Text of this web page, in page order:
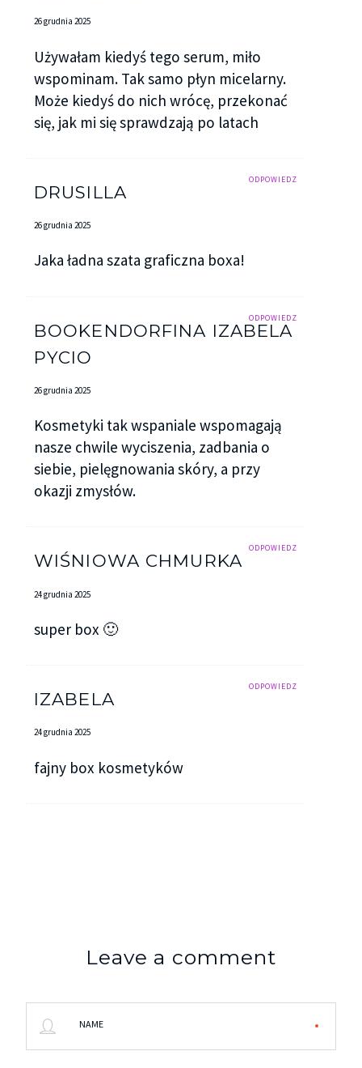
26 grudnia 2025
Używałam kiedyś tego serum, miło
wspominam. Tak samo płyn micelarny.
Może kiedyś do nich wrócę, przekonać
się, jak mi się sprawdzają po latach
ODPOWIEDZ
DRUSILLA
26 grudnia 2025
Jaka ładna szata graficzna boxa!
ODPOWIEDZ
BOOKENDORFINA IZABELA
PYCIO
26 grudnia 2025
Kosmetyki tak wspaniale wspomagają
nasze chwile wyciszenia, zadbania o
siebie, pielęgnowania skóry, a przy
okazji zmysłów.
ODPOWIEDZ
WIŚNIOWA CHMURKA
24 grudnia 2025
super box 🙂
ODPOWIEDZ
IZABELA
24 grudnia 2025
fajny box kosmetyków
Leave a comment
NAME